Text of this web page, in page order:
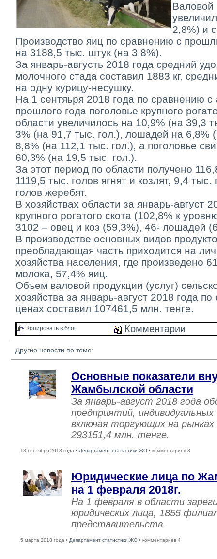
Валовой
2,8%) и
Производство яиц по сравнению с
на 3188,5 тыс. штук (на 3,8%).
За январь-августь 2018 года средний
молочного стада составил 1883 кг,
на одну курицу-несушку.
На 1 сентяьря 2018 года по сравнению
прошлого года поголовье крупного
области увеличилось на 10,9% (на 39,3
3% (на 91,7 тыс. гол.), лошадей на 6,8%
8,8% (на 112,1 тыс. гол.), а поголовье
60,3% (на 19,5 тыс. гол.).
За этот период по области получено
1119,5 тыс. голов ягнят и козлят, 9,4
голов жеребят.
В хозяйствах области за январь-август
крупного рогатого скота (102,8% к
3102 – овец и коз (59,3%), 46- лошадей
В производстве основных видов
преобладающая часть приходится на
хозяйства населения, где произведено
молока, 57,4% яиц.
Объем валовой продукции (услуг)
хозяйства за январь-август 2018 года
ценах составил 107461,5 млн. тенге.
Копировать в блог Комментарии
Другие новости по теме:
Основные показатели
Жамбылской области
За январь-август 2018 года
предприятий,
включая торгующих на рынках
293151,4 млн. тенге.
18 сентября 2018 года • Департамент статистики ЖО • комментариев 3
Юридические лица по
на 1 февраля 2018г.
На 1 февраля в области
юридических лица, 1855
представительств.
5 марта 2018 года • Департамент статистики ЖО • комментариев 4